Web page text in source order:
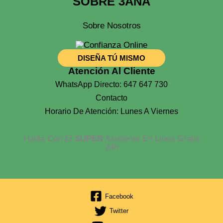
Sobre Nosotros
DISEÑA TÚ MISMO
Atención Al Cliente
WhatsApp Directo: 647 647 730
Contacto
Horario De Atención: Lunes A Viernes
Habla Con El SUPERAsistente En Linea Gratis
24h
Facebook
Twitter